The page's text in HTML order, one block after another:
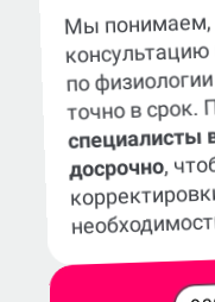
Мы понимаем,
по
точно в срок.
специалисты
досрочно,